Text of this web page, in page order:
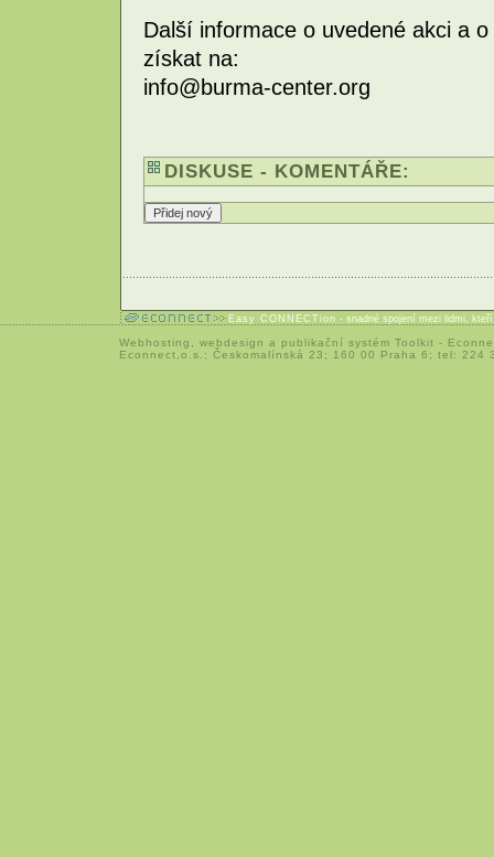
Další informace o uvedené akci a
získat na:
info@burma-center.org
DISKUSE - KOMENTÁŘE:
Easy CONNECTion - snadné spojení mezi lidmi,
Webhosting webdesign a publikační systém Toolkit -
Econnect,o.s.; Českomalínská 23; 160 00 Praha 6; tel: 224